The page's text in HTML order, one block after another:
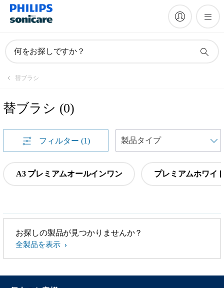
何をお探しですか？
替ブラシ
替ブラシ (0)
フィルター (1)
A3 プレミアムオールインワン プレミアムホワイ
お探しの製品が見つかりませんか？
全製品を表示